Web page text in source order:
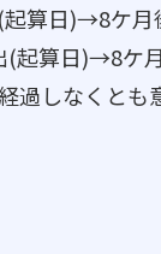
算日)→8ケ月
算日)→8ケ月
過しなくと